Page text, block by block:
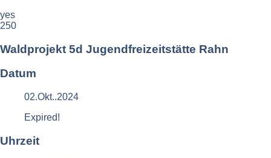
yes
250
Waldprojekt 5d Jugendfreizeitstätte Rahn
Datum
02.Okt..2024
Expired!
Uhrzeit